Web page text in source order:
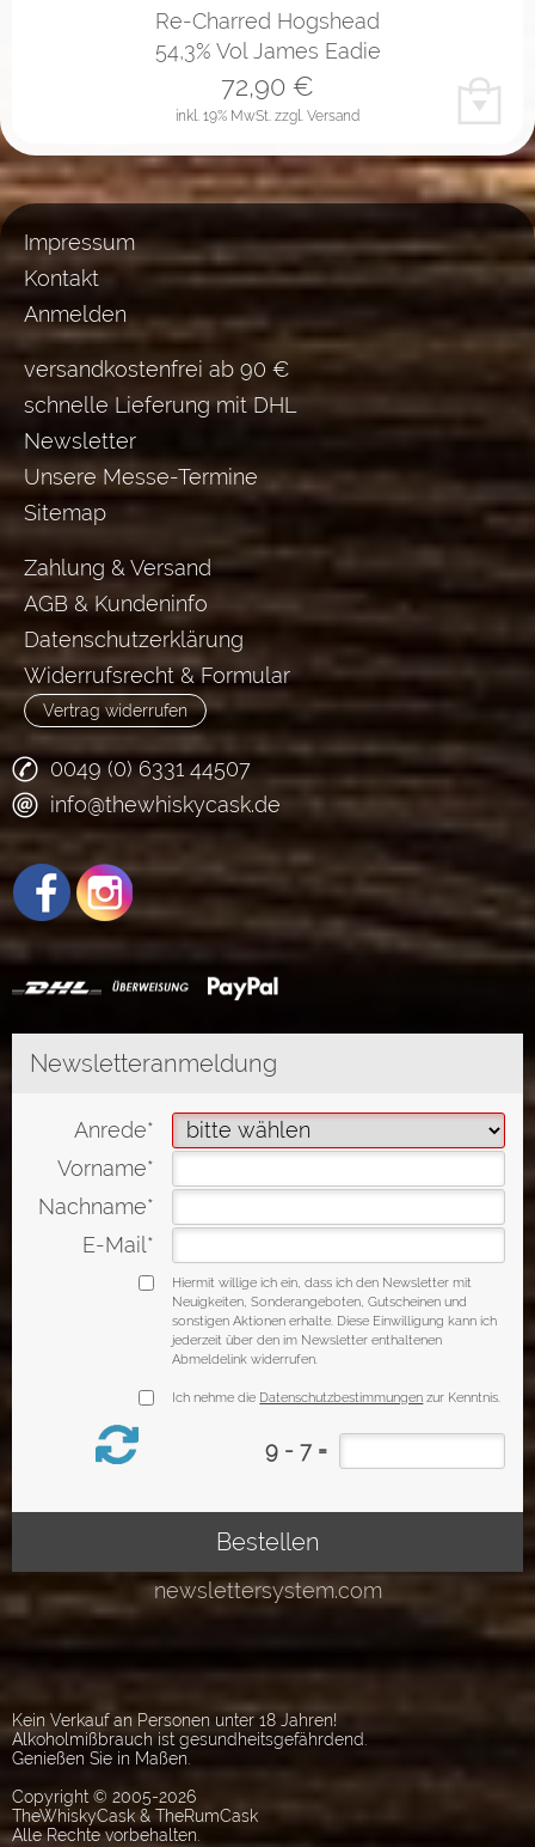
Re-Charred Hogshead
54,3% Vol James Eadie
inkl. 19% MwSt. zzgl. Versand
72,90 €
Impressum
Kontakt
Anmelden
versandkostenfrei ab 90 €
schnelle Lieferung mit DHL
Newsletter
Unsere Messe-Termine
Sitemap
Zahlung & Versand
AGB & Kundeninfo
Datenschutzerklärung
Widerrufsrecht & Formular
Vertrag widerrufen
0049 (0) 6331 44507
info@thewhiskycask.de
Kein Verkauf an Personen unter 18 Jahren!
Alkoholmißbrauch ist gesundheitsgefährdend.
Genießen Sie in Maßen.
Copyright © 2005-2026
TheWhiskyCask & TheRumCask
Alle Rechte vorbehalten.